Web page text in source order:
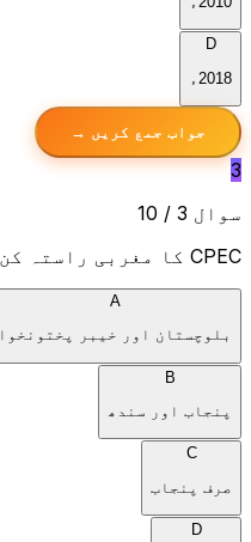
D
2018ء
جواب جمع کریں →
3
سوال 3 / 10
CPEC کا مغربی راستہ کن صوبوں سے گزرتا ہے؟
A
بلوچستان اور خیبر پختونخوا
B
پنجاب اور سندھ
C
صرف پنجاب
D